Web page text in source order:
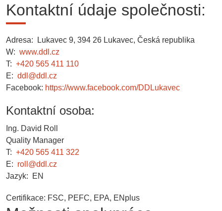
Kontaktní údaje společnosti:
Adresa: Lukavec 9, 394 26 Lukavec, Česká republika
W: www.ddl.cz
T: +420 565 411 110
E: ddl@ddl.cz
Facebook: https://www.facebook.com/DDLukavec
Kontaktní osoba:
Ing. David Roll
Quality Manager
T: +420 565 411 322
E: roll@ddl.cz
Jazyk: EN
Certifikace: FSC, PEFC, EPA, ENplus